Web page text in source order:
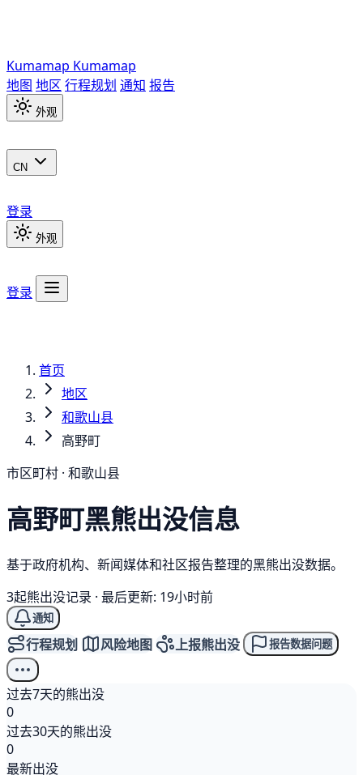
Kumamap Kumamap
地图 地区 行程规划 通知 报告
外观
CN
登录
外观
登录
首页
地区
和歌山县
高野町
市区町村 · 和歌山县
高野町黑熊出没信息
基于政府机构、新闻媒体和社区报告整理的黑熊出没数据。
3起熊出没记录 · 最后更新: 19小时前
通知
行程规划 风险地图 上报熊出没 报告数据问题
过去7天的熊出没
0
过去30天的熊出没
0
最新出没